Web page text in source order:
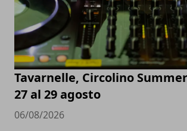
Tavarnelle, Circolino
27 al 29 agosto
06/08/2026